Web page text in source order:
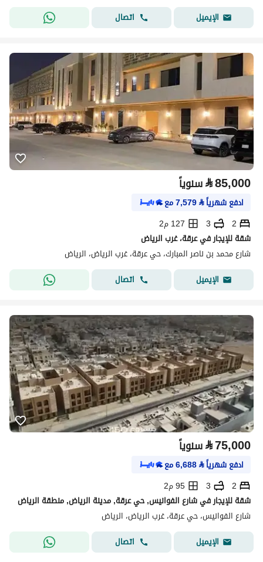
الإيميل
اتصال
⃁85,000 سنوياً
ادفع شهرياً⃁
7,579مع
2
3
127 م2
شقة للإيجار في عرقة، غرب الرياض
شارع محمد بن ناصر المبارك، حي عرقة، غرب الرياض، الرياض
الإيميل
اتصال
⃁75,000 سنوياً
ادفع شهرياً⃁
6,688مع
2
3
95 م2
شقة للإيجار في شارع الفوانيس, حي عرقة, مدينة الرياض, منطقة الرياض
شارع الفوانيس، حي عرقة، غرب الرياض، الرياض
الإيميل
اتصال